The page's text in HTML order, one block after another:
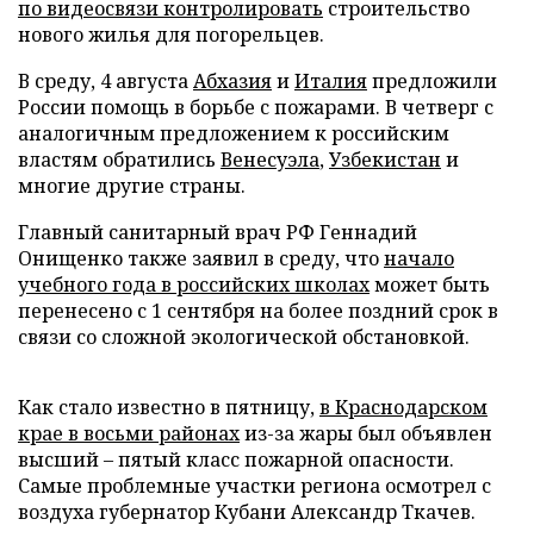
по видеосвязи контролировать строительство
нового жилья для погорельцев.
В среду, 4 августаАбхазияиИталияпредложили
России помощь в борьбе с пожарами. В четверг с
аналогичным предложением к российским
властям обратились Венесуэла,Узбекистан и
многие другие страны.
Главный санитарный врач РФ Геннадий
Онищенко также заявил в среду, чтоначало
учебного года в российских школахможет быть
перенесено с 1 сентября на более поздний срок в
связи со сложной экологической обстановкой.
Как стало известно в пятницу,в Краснодарском
крае в восьми районахиз-за жары был объявлен
высший – пятый класс пожарной опасности.
Самые проблемные участки региона осмотрел с
воздуха губернатор Кубани Александр Ткачев.